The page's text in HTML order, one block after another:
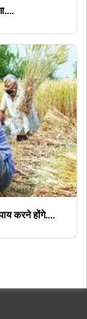
करने होंगे....